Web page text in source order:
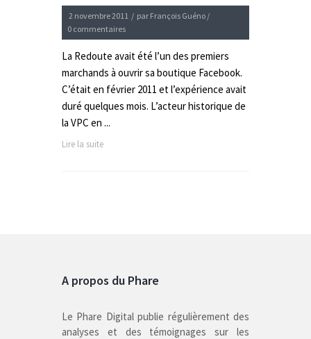
2 novembre 2011 / par François Guéno /
0 commentaires
La Redoute avait été l’un des premiers
marchands à ouvrir sa boutique Facebook.
C’était en février 2011 et l’expérience avait
duré quelques mois. L’acteur historique de
la VPC en ...
Lire la suite
A propos du Phare
Le Phare Digital publie régulièrement des
analyses et des témoignages sur les